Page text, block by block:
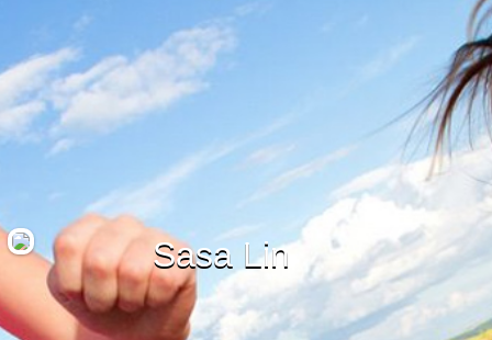
搜尋景點
好康優惠
最新留言
商家合作
Sasa Lin